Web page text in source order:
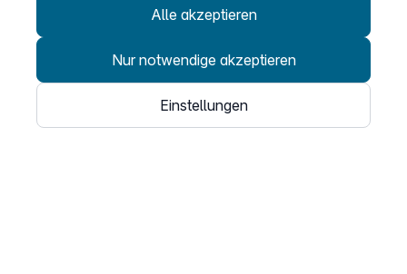
Alle akzeptieren
Nur notwendige akzeptieren
Einstellungen